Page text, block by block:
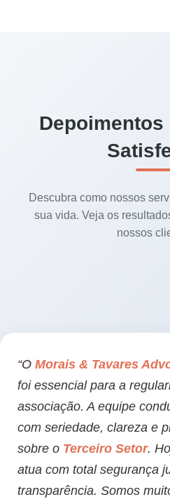
Depoimentos
Descubra como nossos
sua vida. Veja os
nossos
“O Morais & Tavares
foi essencial para a
associação. A equipe
com seriedade, clareza e
sobre o Terceiro Setor.
atua com total segurança
transparência. Somos